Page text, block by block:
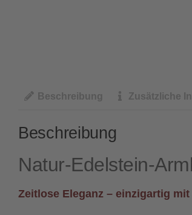
Beschreibung Zusätzliche
Beschreibung
Natur-Edelstein-
Zeitlose Eleganz – einzigartig